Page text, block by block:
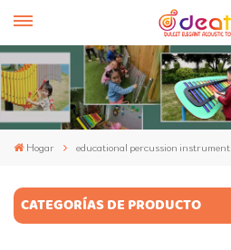
Hogar educational percussion instrument
CATEGORÍAS DE PRODUCTO